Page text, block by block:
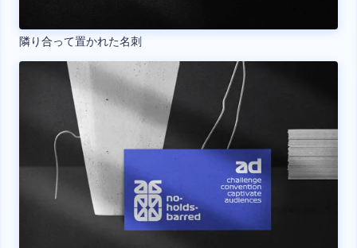
隣り合って置かれた名刺